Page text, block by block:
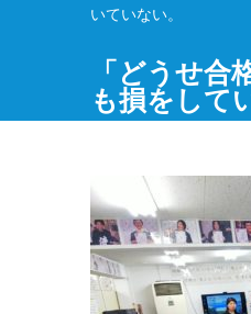
いていない。
「どうせ
も損をして